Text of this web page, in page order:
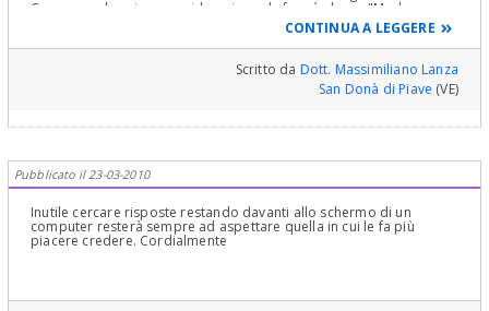
Comunque la prima considerazione da fare è che se "Madre
Natura" ci ha dato quel dente vuol dire che ci serve e quindi in
linea generale va, con qualsivoglia tecnica, ripristinato. Comunque
da un punto di vista gnatologico e occluso-posturale la sua
mancanza non sempre esita in conseguenze patologiche, ma ciò
dipende anche dalle condizioni dell'arcata antagonista,
dell'emiarcata controlaterale e dalla attuale presenza o meno di
CONTINUA A LEGGERE
Scritto da Dott. Massimiliano Lanza
San Donà di Piave (VE)
Pubblicato il 23-03-2010
Inutile cercare risposte restando davanti allo schermo di un
computer resterà sempre ad aspettare quella in cui le fa più
piacere credere. Cordialmente